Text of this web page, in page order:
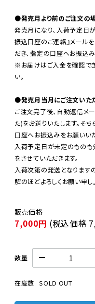
●発売月より前のご注文の
発売月になり、入荷予定日
振込口座のご連絡』メール
だき、指定の口座へお振込み
※お届けはご入金を確認で
い。
●発売月当月にご注文いた
ご注文完了後、自動返信メ
た)をお送りいたします。そ
口座へお振込みをお願いいた
入荷予定日が未定のものも
をさせていただきます。
入荷次第の発送となります
解のほどよろしくお願い申し
7,000円 (税込価格
数量
在庫数 SOLD OUT